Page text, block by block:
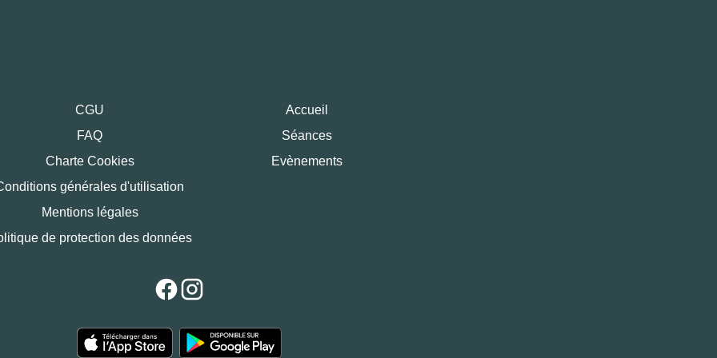
CGU
FAQ
Charte Cookies
générales d'utilisation
Mentions légales
de protection des données
Accueil
Séances
Evènements